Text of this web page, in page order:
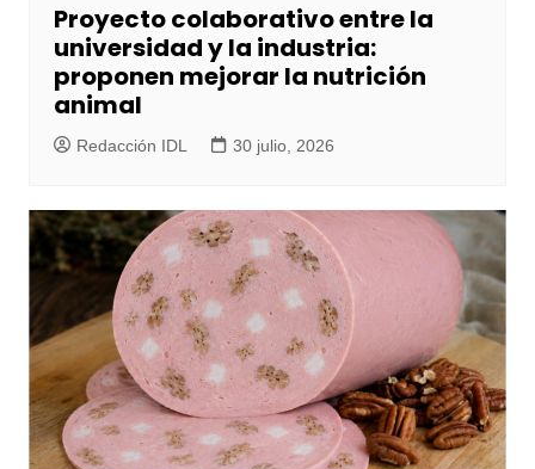
Proyecto colaborativo entre la
universidad y la industria:
proponen mejorar la nutrición
animal
Redacción IDL 30 julio, 2026